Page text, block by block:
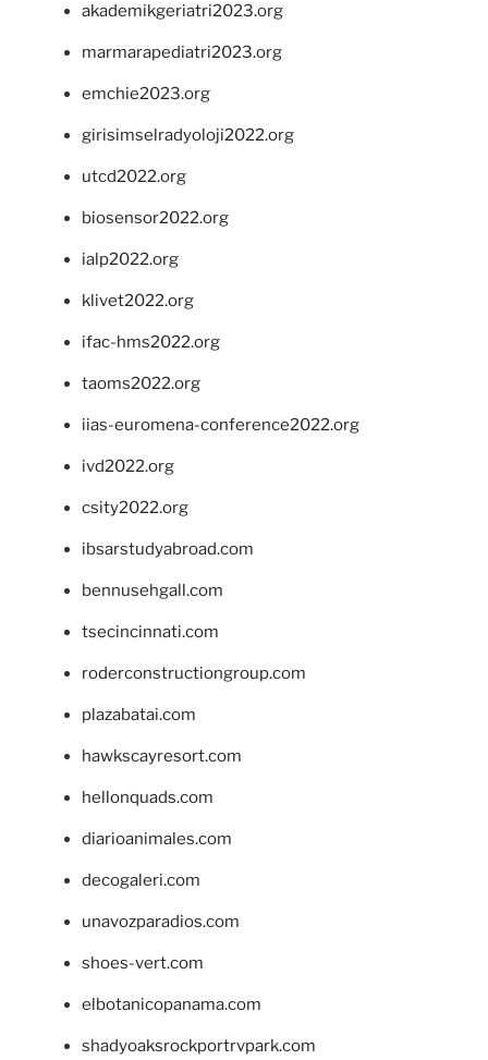
akademikgeriatri2023.org
marmarapediatri2023.org
emchie2023.org
girisimselradyoloji2022.org
utcd2022.org
biosensor2022.org
ialp2022.org
klivet2022.org
ifac-hms2022.org
taoms2022.org
iias-euromena-conference2022.org
ivd2022.org
csity2022.org
ibsarstudyabroad.com
bennusehgall.com
tsecincinnati.com
roderconstructiongroup.com
plazabatai.com
hawkscayresort.com
hellonquads.com
diarioanimales.com
decogaleri.com
unavozparadios.com
shoes-vert.com
elbotanicopanama.com
shadyoaksrockportrvpark.com